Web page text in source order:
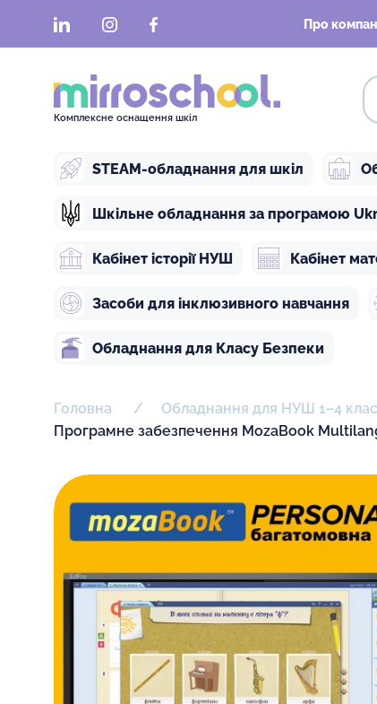
LinkedInInstagramFacebook Про
Комплексне оснащення шкіл
STEAM-обладнання для шкіл
Шкільне обладнання за програмою
Кабінет історії НУШ Кабінет
Засоби для інклюзивного навчання
Обладнання для Класу Безпеки
Головна Обладнання для НУШ 1–4
Програмне забезпечення MozaBook